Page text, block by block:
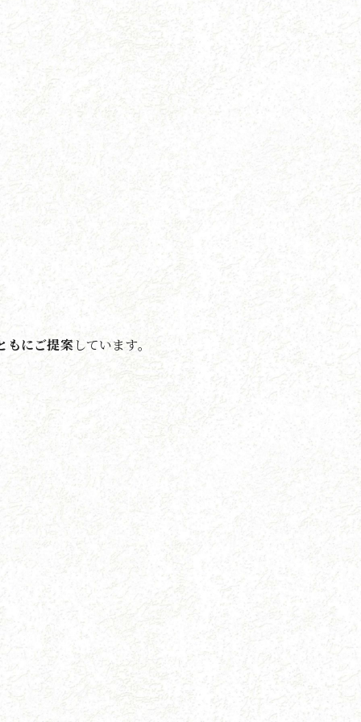
もにご提案しています。